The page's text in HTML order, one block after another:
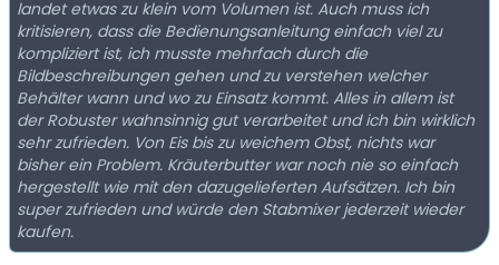
landet etwas zu klein vom Volumen ist. Auch muss ich
kritisieren, dass die Bedienungsanleitung einfach viel zu
kompliziert ist, ich musste mehrfach durch die
Bildbeschreibungen gehen und zu verstehen welcher
Behälter wann und wo zu Einsatz kommt. Alles in allem ist
der Robuster wahnsinnig gut verarbeitet und ich bin wirklich
sehr zufrieden. Von Eis bis zu weichem Obst, nichts war
bisher ein Problem. Kräuterbutter war noch nie so einfach
hergestellt wie mit den dazugelieferten Aufsätzen. Ich bin
super zufrieden und würde den Stabmixer jederzeit wieder
kaufen.